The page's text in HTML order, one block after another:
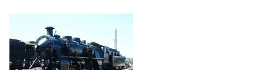
6 185 BR 185 ·Traxx AC1/2· Lokportaits
E-Loks | konventionell